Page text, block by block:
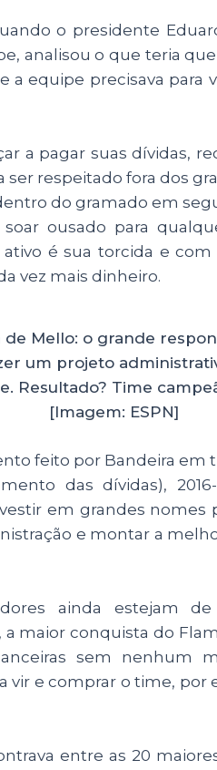
o presidente
analisou o que teria
a equipe precisava para
a pagar suas dívidas,
ser respeitado fora dos
do gramado em
ousado para
é sua torcida e com
vez mais dinheiro.
de Mello: o grande
um projeto
Resultado? Time
[Imagem: ESPN]
feito por Bandeira em
das dívidas),
em grandes nomes
e montar a
ainda estejam
a maior conquista do
sem nenhum
vir e comprar o time, por
entre as 20